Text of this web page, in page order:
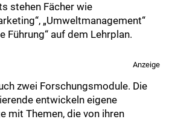
stehen Fächer wie
„Umweltmanagement“
Führung“ auf dem Lehrplan.
Anzeige
zwei Forschungsmodule. Die
entwickeln eigene
mit Themen, die von ihren